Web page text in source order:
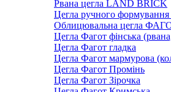
Рвана цегла LAND BRICK
Цегла ручного
Облицювальна цегла
Цегла Фагот фінська
Цегла Фагот гладка
Цегла Фагот мармурова
Цегла Фагот Промінь
Цегла Фагот Зірочка